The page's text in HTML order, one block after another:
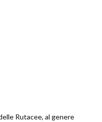
Rutacee, al genere